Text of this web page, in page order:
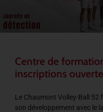
Centre de
inscriptions
Le Chaumont Volley-Ball 52
son développement avec le